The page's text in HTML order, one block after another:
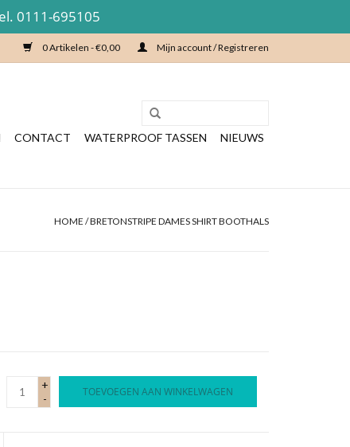
0 Artikelen - €0,00 Mijn account / Registreren
CONTACT WATERPROOF TASSEN NIEUWS
HOME /BRETONSTRIPE DAMES SHIRT BOOTHALS
+
-
TOEVOEGEN AAN WINKELWAGEN
0111-695105